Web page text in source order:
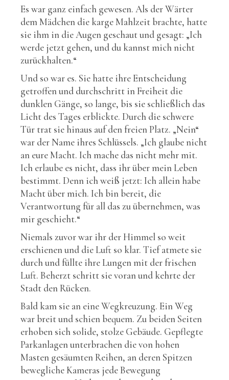
Es war ganz einfach gewesen. Als der Wärter
dem Mädchen die karge Mahlzeit brachte, hatte
sie ihm in die Augen geschaut und gesagt: „Ich
werde jetzt gehen, und du kannst mich nicht
zurückhalten.“
Und so war es. Sie hatte ihre Entscheidung
getroffen und durchschritt in Freiheit die
dunklen Gänge, so lange, bis sie schließlich das
Licht des Tages erblickte. Durch die schwere
Tür trat sie hinaus auf den freien Platz. „Nein“
war der Name ihres Schlüssels. „Ich glaube nicht
an eure Macht. Ich mache das nicht mehr mit.
Ich erlaube es nicht, dass ihr über mein Leben
bestimmt. Denn ich weiß jetzt: Ich allein habe
Macht über mich. Ich bin bereit, die
Verantwortung für all das zu übernehmen, was
mir geschieht.“
Niemals zuvor war ihr der Himmel so weit
erschienen und die Luft so klar. Tief atmete sie
durch und füllte ihre Lungen mit der frischen
Luft. Beherzt schritt sie voran und kehrte der
Stadt den Rücken.
Bald kam sie an eine Wegkreuzung. Ein Weg
war breit und schien bequem. Zu beiden Seiten
erhoben sich solide, stolze Gebäude. Gepflegte
Parkanlagen unterbrachen die von hohen
Masten gesäumten Reihen, an deren Spitzen
bewegliche Kameras jede Bewegung